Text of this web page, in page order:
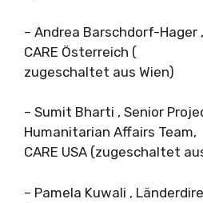
– Andrea Barschdorf-
CARE Österreich (
zugeschaltet aus Wien)
– Sumit Bharti , Senior
Humanitarian Affairs Team,
CARE USA (zugeschaltet
– Pamela Kuwali ,